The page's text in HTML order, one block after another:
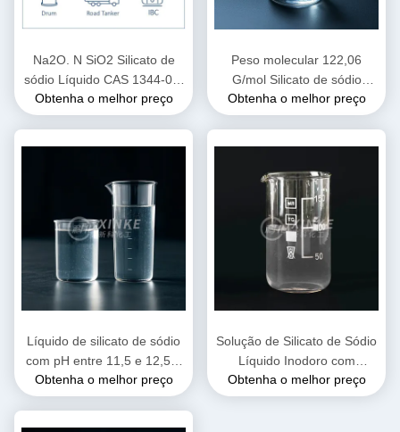
Na2O. N SiO2 Silicato de
sódio Líquido CAS 1344-09-
8 Não inflamável
Obtenha o melhor preço
Peso molecular 122,06
G/mol Silicato de sódio
Líquido com pH 11,5 - 12,5
para adesivos e tratamento
Obtenha o melhor preço
Líquido de silicato de sódio
com pH entre 11,5 e 12,5 e
densidade de 1,38 G/cm3
para aplicações industriais
Obtenha o melhor preço
Solução de Silicato de Sódio
Líquido Inodoro com
Densidade 1,38 g/cm³ e pH
11,5 - 12,5 para Adesivos e
Obtenha o melhor preço